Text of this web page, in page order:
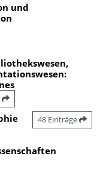
und
48 Einträge